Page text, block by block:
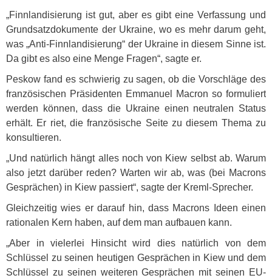
„Finnlandisierung ist gut, aber es gibt eine Verfassung und
Grundsatzdokumente der Ukraine, wo es mehr darum geht,
was „Anti-Finnlandisierung“ der Ukraine in diesem Sinne ist.
Da gibt es also eine Menge Fragen“, sagte er.
Peskow fand es schwierig zu sagen, ob die Vorschläge des
französischen Präsidenten Emmanuel Macron so formuliert
werden können, dass die Ukraine einen neutralen Status
erhält. Er riet, die französische Seite zu diesem Thema zu
konsultieren.
„Und natürlich hängt alles noch von Kiew selbst ab. Warum
also jetzt darüber reden? Warten wir ab, was (bei Macrons
Gesprächen) in Kiew passiert“, sagte der Kreml-Sprecher.
Gleichzeitig wies er darauf hin, dass Macrons Ideen einen
rationalen Kern haben, auf dem man aufbauen kann.
„Aber in vielerlei Hinsicht wird dies natürlich von dem
Schlüssel zu seinen heutigen Gesprächen in Kiew und dem
Schlüssel zu seinen weiteren Gesprächen mit seinen EU-